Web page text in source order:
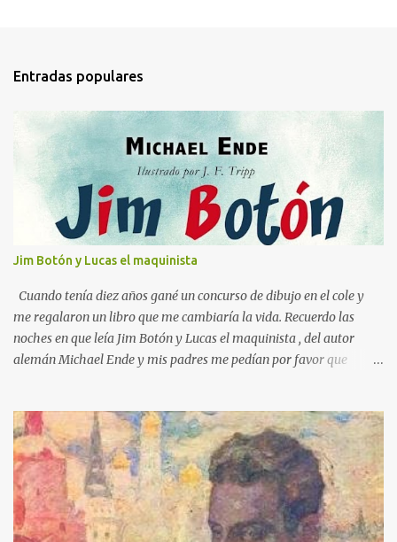
e
s
Entradas populares
Jim Botón y Lucas el maquinista
Cuando tenía diez años gané un concurso de dibujo en el cole y
me regalaron un libro que me cambiaría la vida. Recuerdo las
noches en que leía Jim Botón y Lucas el maquinista , del autor
alemán Michael Ende y mis padres me pedían por favor que
Y no podía dejar a Jim Botón y su amigo Lucas a las puertas de la
Ciudad de los Dragones para rescatar a la Princesa china Li Si.
Ende es un maestro capaz de crear un universo de fantasía,
poblado por seres sorprendentes y lugares extraordinarios. Desde
el "gigante-aparente" Tur Tur hasta la extraña isla flotante, cada
página de esta gran novela está impregnada de una imaginación